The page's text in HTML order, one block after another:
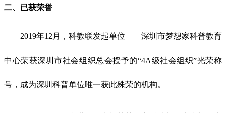
二、已获荣誉
2019年12月，科教联发起单位——深圳市梦想家科普教育
中心荣获深圳市社会组织总会授予的“4A级社会组织”光荣称
号，成为深圳科普单位唯一获此殊荣的机构。